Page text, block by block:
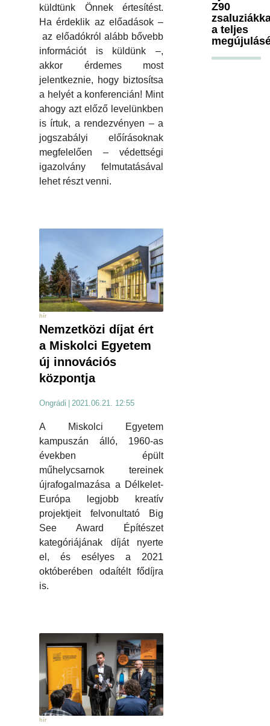
küldtünk Önnek értesítést.
Ha érdeklik az előadások –
az előadókról alább bővebb
információt is küldünk –,
akkor érdemes most
jelentkeznie, hogy biztosítsa
a helyét a konferencián! Mint
ahogy azt előző levelünkben
is írtuk, a rendezvényen – a
jogszabályi előírásoknak
megfelelően – védettségi
igazolvány felmutatásával
lehet részt venni.
hír
Nemzetközi díjat ért
a Miskolci Egyetem
új innovációs
központja
Ongrádi 2021.06.21. 12:55
A Miskolci Egyetem
kampuszán álló, 1960-as
években épült
műhelycsarnok tereinek
újrafogalmazása a Délkelet-
Európa legjobb kreatív
projektjeit felvonultató Big
See Award Építészet
kategóriájának díját nyerte
el, és esélyes a 2021
októberében odaítélt fődíjra
is.
hír
Z90
a teljes